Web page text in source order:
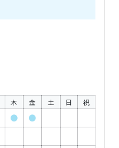
木 金 土 日 祝
●
●